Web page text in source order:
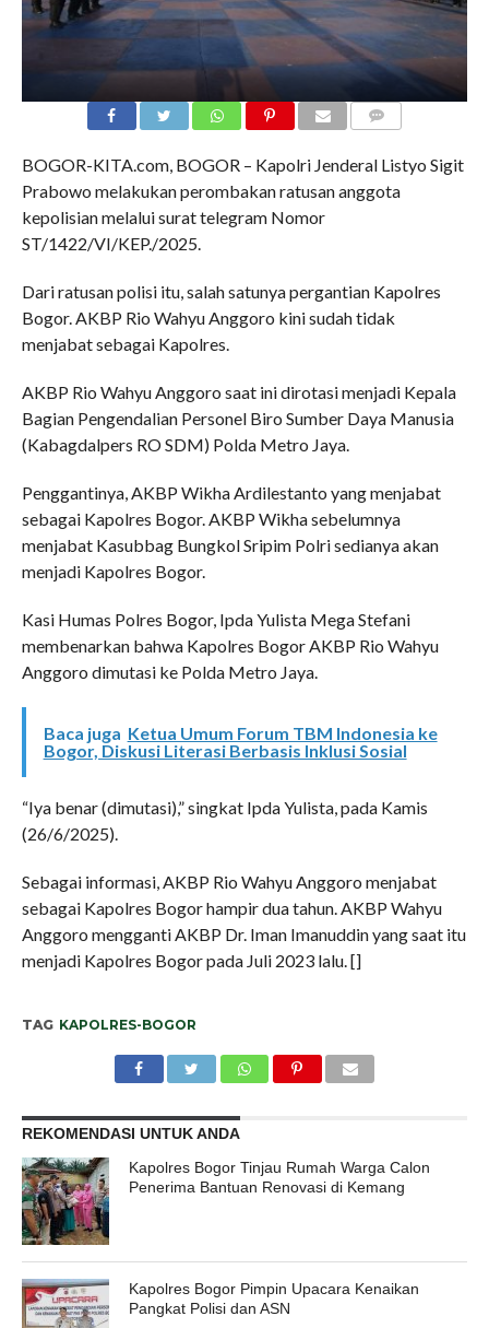
BOGOR-KITA.com, BOGOR – Kapolri Jenderal Listyo Sigit
Prabowo melakukan perombakan ratusan anggota
kepolisian melalui surat telegram Nomor
ST/1422/VI/KEP./2025.
Dari ratusan polisi itu, salah satunya pergantian Kapolres
Bogor. AKBP Rio Wahyu Anggoro kini sudah tidak
menjabat sebagai Kapolres.
AKBP Rio Wahyu Anggoro saat ini dirotasi menjadi Kepala
Bagian Pengendalian Personel Biro Sumber Daya Manusia
(Kabagdalpers RO SDM) Polda Metro Jaya.
Penggantinya, AKBP Wikha Ardilestanto yang menjabat
sebagai Kapolres Bogor. AKBP Wikha sebelumnya
menjabat Kasubbag Bungkol Sripim Polri sedianya akan
menjadi Kapolres Bogor.
Kasi Humas Polres Bogor, Ipda Yulista Mega Stefani
membenarkan bahwa Kapolres Bogor AKBP Rio Wahyu
Anggoro dimutasi ke Polda Metro Jaya.
Baca juga Ketua Umum Forum TBM Indonesia ke
Bogor, Diskusi Literasi Berbasis Inklusi Sosial
“Iya benar (dimutasi),” singkat Ipda Yulista, pada Kamis
(26/6/2025).
Sebagai informasi, AKBP Rio Wahyu Anggoro menjabat
sebagai Kapolres Bogor hampir dua tahun. AKBP Wahyu
Anggoro mengganti AKBP Dr. Iman Imanuddin yang saat itu
menjadi Kapolres Bogor pada Juli 2023 lalu. []
TAG KAPOLRES-BOGOR
REKOMENDASI UNTUK ANDA
Kapolres Bogor Tinjau Rumah Warga Calon
Penerima Bantuan Renovasi di Kemang
Kapolres Bogor Pimpin Upacara Kenaikan
Pangkat Polisi dan ASN